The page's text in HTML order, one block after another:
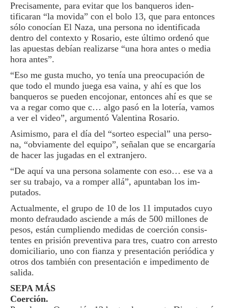
Precisamente, para evi­tar que los banqueros iden­
tificaran “la movida” con el bolo 13, que para entonces
sólo conocían El Naza, una persona no identificada
dentro del contexto y Rosa­rio, este último ordenó que
las apuestas debían reali­zarse “una hora antes o me­dia
hora antes”.
“Eso me gusta mucho, yo tenía una preocupación de
que todo el mundo jue­ga esa vaina, y ahí es que los
banqueros se pueden encojonar, entonces ahí es que se
va a regar como que c… algo pasó en la lo­tería, vamos
a ver el vi­deo”, argumentó Valenti­na Rosario.
Asimismo, para el día del “sorteo especial” una perso­
na, “obviamente del equi­po”, señalan que se encar­garía
de hacer las jugadas en el extranjero.
“De aquí va una persona solamente con eso… ese va a
ser su trabajo, va a rom­per allá”, apuntaban los im­
putados.
Actualmente, el grupo de 10 de los 11 imputados cuyo
monto defraudado ascien­de a más de 500 millones de
pesos, están cumpliendo medidas de coerción consis­
tentes en prisión preventiva para tres, cuatro con arresto
domiciliario, uno con fianza y presentación periódica y
otros dos también con pre­sentación e impedimento de
salida.
SEPA MÁS
Coerción.